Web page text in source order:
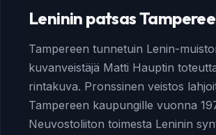
Leninin patsas
Tampereen tunnetuin Lenin-
kuvanveistäjä Matti Hauptin
rintakuva. Pronssinen veistos
Tampereen kaupungille vuonna
Neuvostoliiton toimesta Leninin